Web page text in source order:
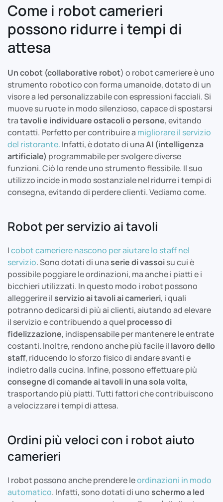
Come i robot camerieri
possono ridurre i tempi di
attesa
Un cobot (collaborative robot) o robot cameriere è uno
strumento robotico con forma umanoide, dotato di un
visore a led personalizzabile con espressioni facciali. Si
muove su ruote in modo silenzioso, capace di spostarsi
tratavoli e individuare ostacoli o persone, evitando
contatti. Perfetto per contribuire a migliorare il servizio
del ristorante. Infatti, è dotato di unaAI (intelligenza
artificiale) programmabile per svolgere diverse
funzioni. Ciò lo rende uno strumento flessibile. Il suo
utilizzo incide in modo sostanziale nel ridurre i tempi di
consegna, evitando di perdere clienti. Vediamo come.
Robot per servizio ai tavoli
Icobot cameriere nascono per aiutare lo staff nel
servizio. Sono dotati di una serie di vassoisu cui è
possibile poggiare le ordinazioni, ma anche i piatti e i
bicchieri utilizzati. In questo modo i robot possono
alleggerire il servizio ai tavoli ai camerieri, i quali
potranno dedicarsi di più ai clienti, aiutando ad elevare
il servizio e contribuendo a quel processo di
fidelizzazione, indispensabile per mantenere le entrate
costanti. Inoltre, rendono anche più facile il lavoro dello
staff, riducendo lo sforzo fisico di andare avanti e
indietro dalla cucina. Infine, possono effettuare più
consegne di comande ai tavoli in una sola volta,
trasportando più piatti. Tutti fattori che contribuiscono
a velocizzare i tempi di attesa.
Ordini più veloci con i robot aiuto
camerieri
I robot possono anche prendere leordinazioni in modo
automatico. Infatti, sono dotati di uno schermo a led